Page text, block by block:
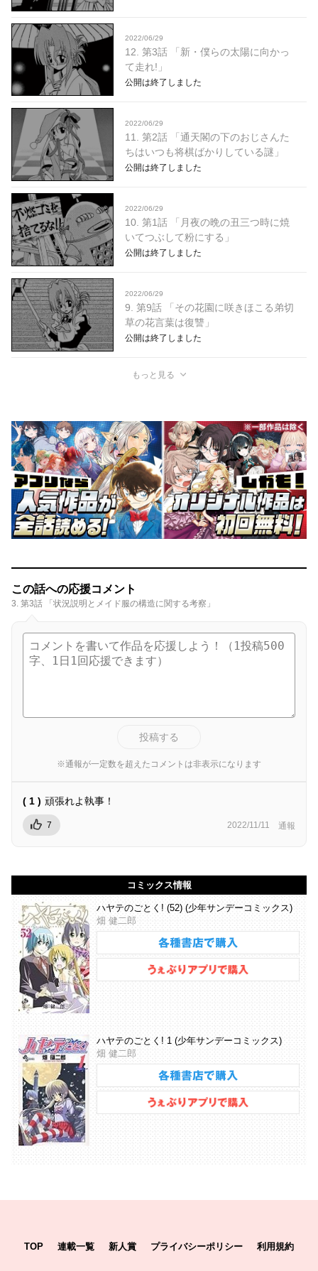
2022/06/29
12. 第3話 「新・僕らの太陽に向かっ
て走れ!」
公開は終了しました
2022/06/29
11. 第2話 「通天閣の下のおじさんた
ちはいつも将棋ばかりしている謎」
公開は終了しました
2022/06/29
10. 第1話 「月夜の晩の丑三つ時に焼
いてつぶして粉にする」
公開は終了しました
2022/06/29
9. 第9話 「その花園に咲きほこる弟切
草の花言葉は復讐」
公開は終了しました
もっと見る
この話への応援コメント
3. 第3話 「状況説明とメイド服の構造に関する考察」
投稿する
※通報が一定数を超えたコメントは非表示になります
( 1 ) 頑張れよ執事！
7 2022/11/11 通報
コミックス情報
ハヤテのごとく! (52) (少年サンデーコミックス)
畑 健二郎
ハヤテのごとく! 1 (少年サンデーコミックス)
畑 健二郎
TOP 連載一覧 新人賞 プライバシーポリシー 利用規約